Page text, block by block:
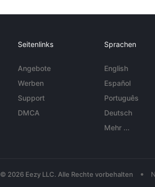
Seitenlinks
Angebote
Werben
Support
DMCA
Sprachen
English
Español
Português
Deutsch
Mehr ...
© 2026 Eezy LLC. Alle Rechte vorbehalten •